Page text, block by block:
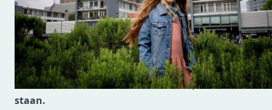
Laurenskerk te zingen, twijfelde ze geen moment.
Onder begeleiding van stadsbeiaardier Richard de
Waardt zong ze in april 2021 het slaapliedje
Dandini Dastana op bijna 64 meter hoogte.
Sindsdien ziet Aïsha de Laurenskerk pas écht
staan.